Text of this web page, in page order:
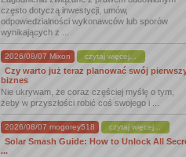
często dotyczą inwestycji, umów,
odpowiedzialności wykonawców lub sporów
wynikających z ...
2026/08/07 Mixon czytaj więcej...
Czy warto już teraz planować swój
biznes
Nie ukrywam, że coraz częściej myślę o tym,
żeby w przyszłości robić coś swojego i ...
2026/08/07 mogorey518 czytaj więcej...
Solar Smash Guide: How to Unlock All
...